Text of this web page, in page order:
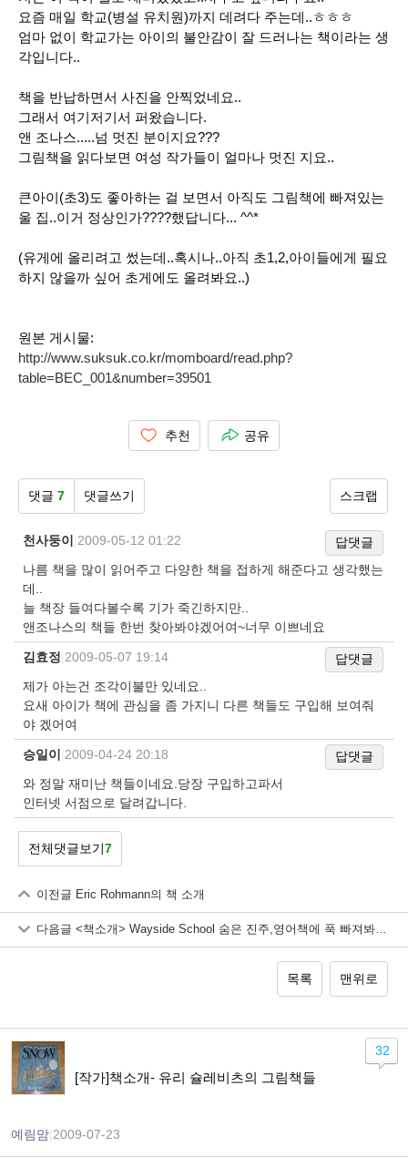
요즘 매일 학교(병설 유치원)까지 데려다 주는데..ㅎㅎㅎ
엄마 없이 학교가는 아이의 불안감이 잘 드러나는 책이라는 생
각입니다..
책을 반납하면서 사진을 안찍었네요..
그래서 여기저기서 퍼왔습니다.
앤 조나스.....넘 멋진 분이지요???
그림책을 읽다보면 여성 작가들이 얼마나 멋진 지요..
큰아이(초3)도 좋아하는 걸 보면서 아직도 그림책에 빠져있는
울 집..이거 정상인가????했답니다... ^^*
(유게에 올리려고 썼는데..혹시나..아직 초1,2,아이들에게 필요
하지 않을까 싶어 초게에도 올려봐요..)
원본 게시물:
http://www.suksuk.co.kr/momboard/read.php?
table=BEC_001&number=39501
추천 공유
댓글 7 댓글쓰기 스크랩
천사둥이 2009-05-12 01:22
답댓글
나름 책을 많이 읽어주고 다양한 책을 접하게 해준다고 생각했는
데..
늘 책장 들여다볼수록 기가 죽긴하지만..
앤조나스의 책들 한번 찾아봐야겠어여~너무 이쁘네요
김효정 2009-05-07 19:14
답댓글
제가 아는건 조각이불만 있네요..
요새 아이가 책에 관심을 좀 가지니 다른 책들도 구입해 보여줘
야 겠어여
승일이 2009-04-24 20:18
답댓글
와 정말 재미난 책들이네요.당장 구입하고파서
인터넷 서점으로 달려갑니다.
전체댓글보기7
이전글 Eric Rohmann의 책 소개
다음글 <책소개> Wayside School 숨은 진주,영어책에 푹 빠져봐~~~ ^^
목록 맨위로
[작가]책소개- 유리 슐레비츠의 그림책들
예림맘 2009-07-23
32